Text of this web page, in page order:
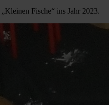
Fische“ ins Jahr 2023.